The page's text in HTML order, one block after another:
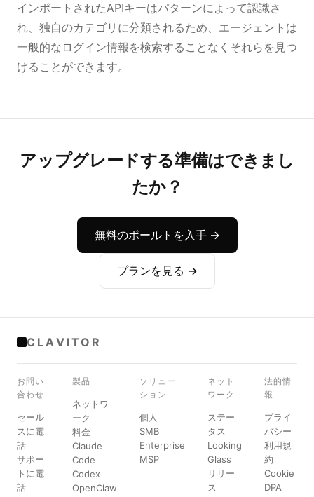
インポートされたAPIキーはパターンによって認識さ
れ、独自のカテゴリに分類されるため、エージェントは
一般的なログイン情報を検索することなくそれらを見つ
けることができます。
アップグレードする準備はできまし
たか？
無料のボールトを入手 →
プランを見る →
CLAVITOR
お問い
合わせ
セール
スに電
話
サポー
トに電
話
製品
ネットワ
ーク
料金
Claude
Code
Codex
OpenClaw
ソリュー
ション
個人
SMB
Enterprise
MSP
ネット
ワーク
ステー
タス
Looking
Glass
リリー
ス
法的情
報
プライ
バシー
利用規
約
Cookie
DPA